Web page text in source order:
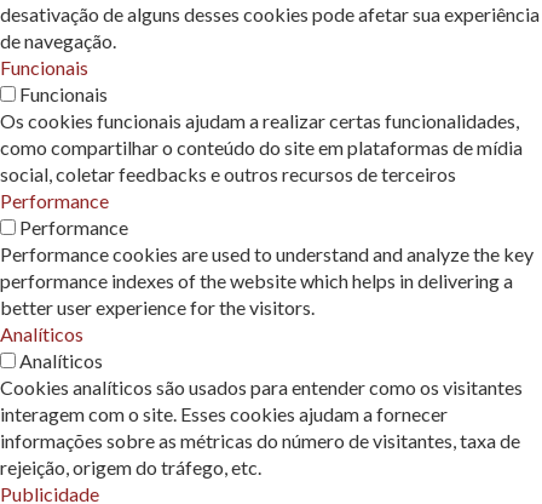
desativação de alguns desses cookies pode afetar sua experiência
de navegação.
Funcionais
Funcionais
Os cookies funcionais ajudam a realizar certas funcionalidades,
como compartilhar o conteúdo do site em plataformas de mídia
social, coletar feedbacks e outros recursos de terceiros
Performance
Performance
Performance cookies are used to understand and analyze the key
performance indexes of the website which helps in delivering a
better user experience for the visitors.
Analíticos
Analíticos
Cookies analíticos são usados ​​para entender como os visitantes
interagem com o site. Esses cookies ajudam a fornecer
informações sobre as métricas do número de visitantes, taxa de
rejeição, origem do tráfego, etc.
Publicidade